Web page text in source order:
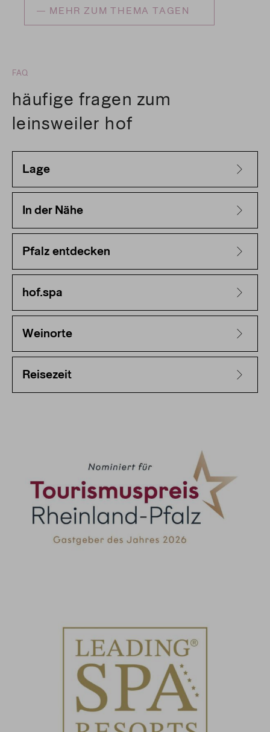
MEHR ZUM THEMA TAGEN
FAQ
häufige fragen zum
leinsweiler hof
Lage
In der Nähe
Pfalz entdecken
hof.spa
Weinorte
Reisezeit